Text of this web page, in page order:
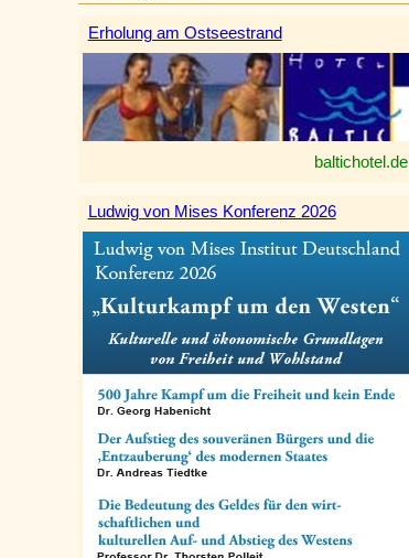
Erholung am Ostseestrand
baltichotel.de
Ludwig von Mises Konferenz 2026